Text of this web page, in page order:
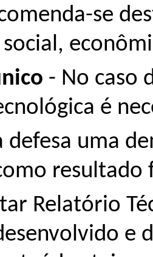
se
- No caso
é
defesa uma
resultado
Relatório
e